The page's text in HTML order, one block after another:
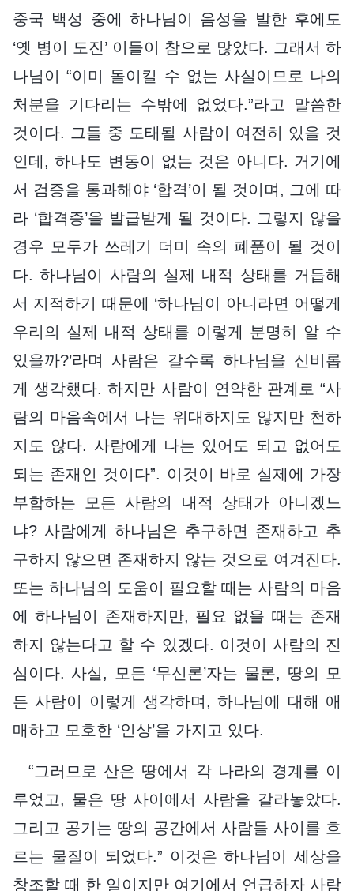
중국 백성 중에 하나님이 음성을 발한 후에도
‘옛 병이 도진’ 이들이 참으로 많았다. 그래서 하
나님이 “이미 돌이킬 수 없는 사실이므로 나의
처분을 기다리는 수밖에 없었다.”라고 말씀한
것이다. 그들 중 도태될 사람이 여전히 있을 것
인데, 하나도 변동이 없는 것은 아니다. 거기에
서 검증을 통과해야 ‘합격’이 될 것이며, 그에 따
라 ‘합격증’을 발급받게 될 것이다. 그렇지 않을
경우 모두가 쓰레기 더미 속의 폐품이 될 것이
다. 하나님이 사람의 실제 내적 상태를 거듭해
서 지적하기 때문에 ‘하나님이 아니라면 어떻게
우리의 실제 내적 상태를 이렇게 분명히 알 수
있을까?’라며 사람은 갈수록 하나님을 신비롭
게 생각했다. 하지만 사람이 연약한 관계로 “사
람의 마음속에서 나는 위대하지도 않지만 천하
지도 않다. 사람에게 나는 있어도 되고 없어도
되는 존재인 것이다”. 이것이 바로 실제에 가장
부합하는 모든 사람의 내적 상태가 아니겠느
냐? 사람에게 하나님은 추구하면 존재하고 추
구하지 않으면 존재하지 않는 것으로 여겨진다.
또는 하나님의 도움이 필요할 때는 사람의 마음
에 하나님이 존재하지만, 필요 없을 때는 존재
하지 않는다고 할 수 있겠다. 이것이 사람의 진
심이다. 사실, 모든 ‘무신론’자는 물론, 땅의 모
든 사람이 이렇게 생각하며, 하나님에 대해 애
매하고 모호한 ‘인상’을 가지고 있다.
“그러므로 산은 땅에서 각 나라의 경계를 이
루었고, 물은 땅 사이에서 사람을 갈라놓았다.
그리고 공기는 땅의 공간에서 사람들 사이를 흐
르는 물질이 되었다.” 이것은 하나님이 세상을
창조할 때 한 일이지만 여기에서 언급하자 사람